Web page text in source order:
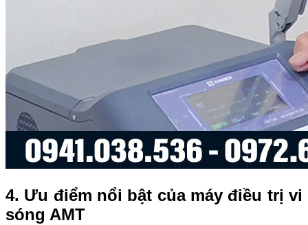
4. Ưu điểm nổi bật của máy điều trị vi
sóng AMT